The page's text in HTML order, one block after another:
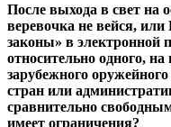
После выхода в свет на
веревочка не вейся,
законы» в электронной
относительно одного,
зарубежного
стран или
сравнительно
имеет ограничения?